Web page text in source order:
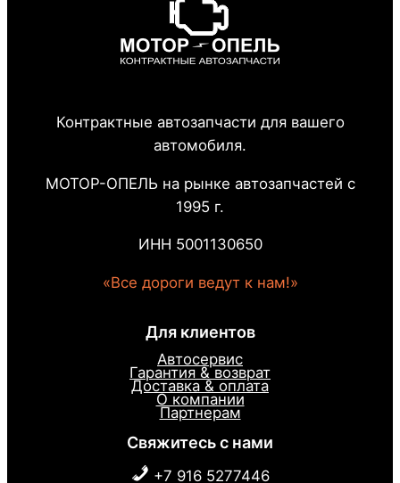
Контрактные автозапчасти для вашего
автомобиля.
МОТОР-ОПЕЛЬ на рынке автозапчастей с
1995 г.
ИНН 5001130650
«Все дороги ведут к нам!»
Для клиентов
Автосервис
Гарантия & возврат
Доставка & оплата
О компании
Партнерам
Свяжитесь с нами
+7 916 5277446